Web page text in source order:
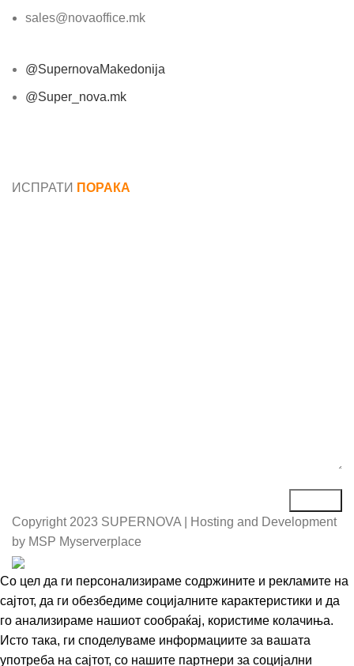
sales@novaoffice.mk
@SupernovaMakedonija
@Super_nova.mk
ИСПРАТИ ПОРАКА
Copyright 2023 SUPERNOVA | Hosting and Development
by MSP Myserverplace
Со цел да ги персонализираме содржините и рекламите на
сајтот, да ги обезбедиме социјалните карактеристики и да
го анализираме нашиот сообраќај, користиме колачиња.
Исто така, ги споделуваме информациите за вашата
употреба на сајтот, со нашите партнери за социјални